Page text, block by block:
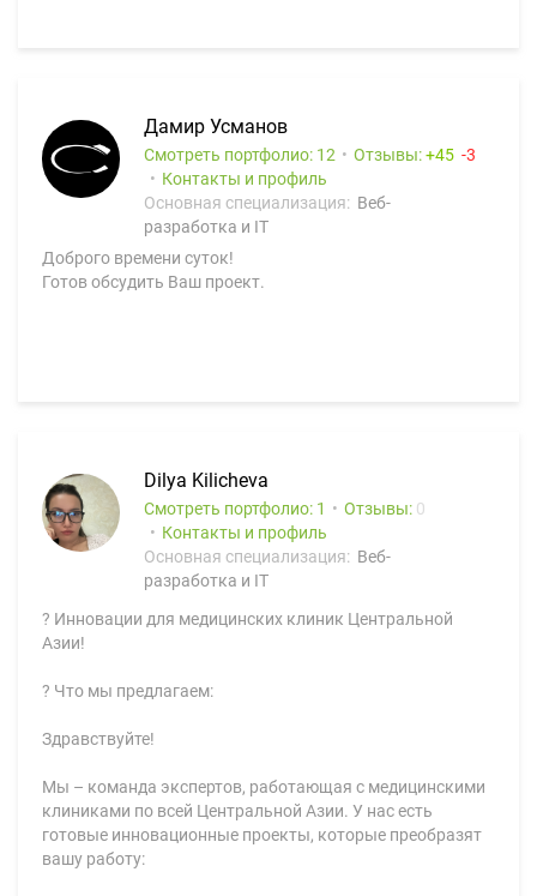
Дамир Усманов
Смотреть портфолио: 12 Отзывы: 45
3
Контакты и профиль
Основная специализация: Веб-
разработка и IT
Доброго времени суток!
Готов обсудить Ваш проект.
Dilya Kilicheva
Смотреть портфолио: 1 Отзывы: 0
Контакты и профиль
Основная специализация: Веб-
разработка и IT
? Инновации для медицинских клиник Центральной
Азии!
? Что мы предлагаем:
Здравствуйте!
Мы – команда экспертов, работающая с медицинскими
клиниками по всей Центральной Азии. У нас есть
готовые инновационные проекты, которые преобразят
вашу работу: